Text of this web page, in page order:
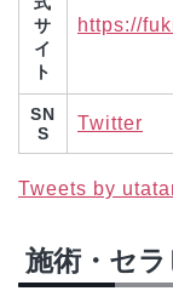
サ
イ
ト
https://
SN
S
Twitter
Tweets by
施術・セ